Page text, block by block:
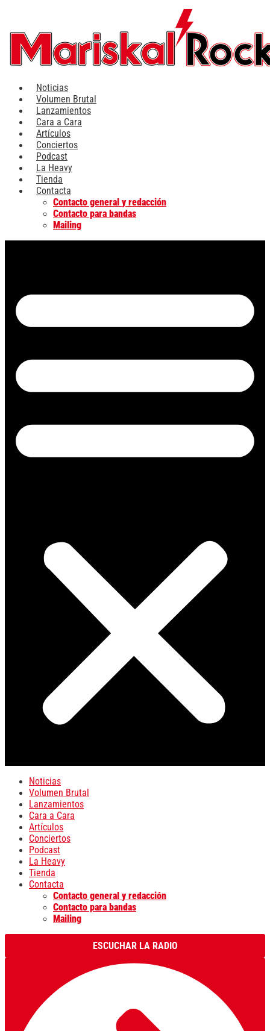
contenido
Noticias
Volumen Brutal
Lanzamientos
Cara a Cara
Artículos
Conciertos
Podcast
La Heavy
Tienda
Contacta
Contacto general y redacción
Contacto para bandas
Mailing
Noticias
Volumen Brutal
Lanzamientos
Cara a Cara
Artículos
Conciertos
Podcast
La Heavy
Tienda
Contacta
Contacto general y redacción
Contacto para bandas
Mailing
ESCUCHAR LA RADIO